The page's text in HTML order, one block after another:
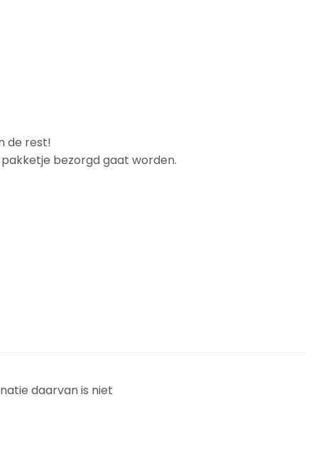
de rest!
bezorgd gaat worden.
daarvan is niet